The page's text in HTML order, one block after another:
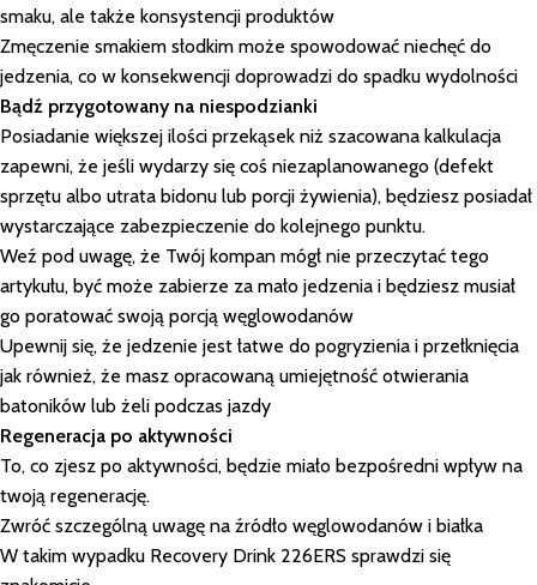
smaku, ale także konsystencji produktów
Zmęczenie smakiem słodkim może spowodować niechęć do
jedzenia, co w konsekwencji doprowadzi do spadku wydolności
Bądź przygotowany na niespodzianki
Posiadanie większej ilości przekąsek niż szacowana kalkulacja
zapewni, że jeśli wydarzy się coś niezaplanowanego (defekt
sprzętu albo utrata bidonu lub porcji żywienia), będziesz posiadał
wystarczające zabezpieczenie do kolejnego punktu.
Weź pod uwagę, że Twój kompan mógł nie przeczytać tego
artykułu, być może zabierze za mało jedzenia i będziesz musiał
go poratować swoją porcją węglowodanów
Upewnij się, że jedzenie jest łatwe do pogryzienia i przełknięcia
jak również, że masz opracowaną umiejętność otwierania
batoników lub żeli podczas jazdy
Regeneracja po aktywności
To, co zjesz po aktywności, będzie miało bezpośredni wpływ na
twoją regenerację.
Zwróć szczególną uwagę na źródło węglowodanów i białka
W takim wypadku Recovery Drink 226ERS sprawdzi się